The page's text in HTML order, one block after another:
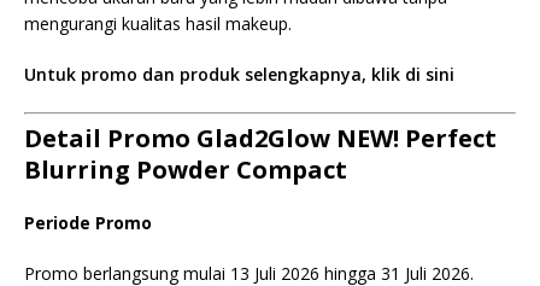
mengurangi kualitas hasil makeup.
Untuk promo dan produk selengkapnya, klik di sini
Detail Promo Glad2Glow NEW! Perfect
Blurring Powder Compact
Periode Promo
Promo berlangsung mulai 13 Juli 2026 hingga 31 Juli 2026.